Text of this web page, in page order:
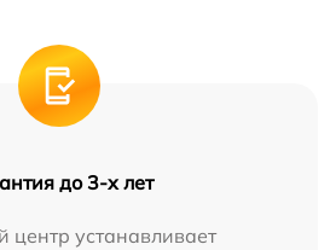
до 3-х лет
центр устанавливает